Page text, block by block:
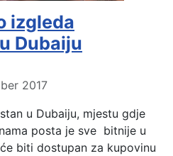
izgleda
Dubaiju
2017
u Dubaiju, mjestu gdje
posta je sve bitnije u
biti dostupan za kupovinu